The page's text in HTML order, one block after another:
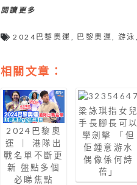
閱讀更多
2024巴黎奧運 巴黎奧運 游泳
相關文章：
2024巴黎奧
運 ｜ 港隊出
戰名單不斷更
新 盤點多個
必睇焦點
梁詠琪指女兒
手長腳長可以
學劍擊 「但
佢鍾意游水
偶像係何詩
蓓」